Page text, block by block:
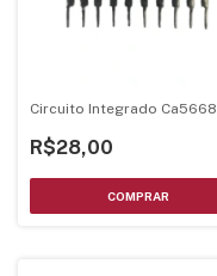
Circuito Integrado Ca5668
R$28,00